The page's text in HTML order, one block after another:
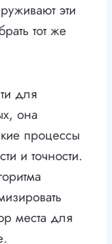
эти
тот же
для
она
процессы
и точности.
места для